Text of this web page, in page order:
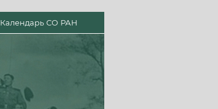
Календарь СО РАН